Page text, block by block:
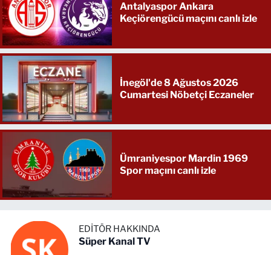
Antalyaspor Ankara
Keçiörengücü maçını canlı izle
İnegöl'de 8 Ağustos 2026
Cumartesi Nöbetçi Eczaneler
Ümraniyespor Mardin 1969
Spor maçını canlı izle
EDITÖR HAKKINDA
Süper Kanal TV